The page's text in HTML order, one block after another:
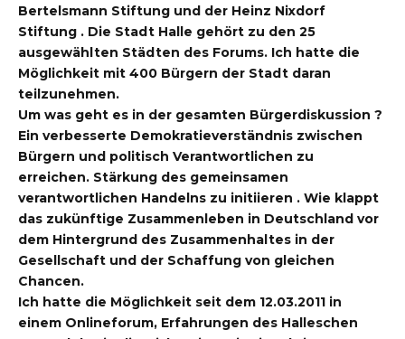
Bertelsmann Stiftung und der Heinz Nixdorf
Stiftung . Die Stadt Halle gehört zu den 25
ausgewählten Städten des Forums. Ich hatte die
Möglichkeit mit 400 Bürgern der Stadt daran
teilzunehmen.
Um was geht es in der gesamten Bürgerdiskussion ?
Ein verbesserte Demokratieverständnis zwischen
Bürgern und politisch Verantwortlichen zu
erreichen. Stärkung des gemeinsamen
verantwortlichen Handelns zu initiieren . Wie klappt
das zukünftige Zusammenleben in Deutschland vor
dem Hintergrund des Zusammenhaltes in der
Gesellschaft und der Schaffung von gleichen
Chancen.
Ich hatte die Möglichkeit seit dem 12.03.2011 in
einem Onlineforum, Erfahrungen des Halleschen